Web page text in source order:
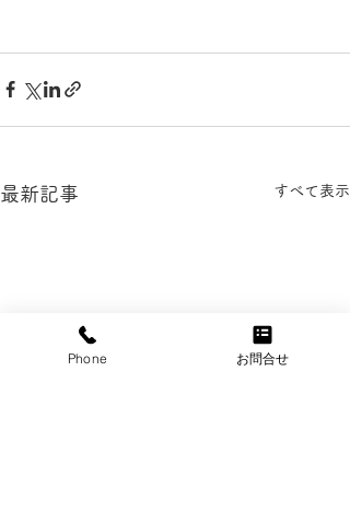
最新記事 すべて表示
Phone お問合せ